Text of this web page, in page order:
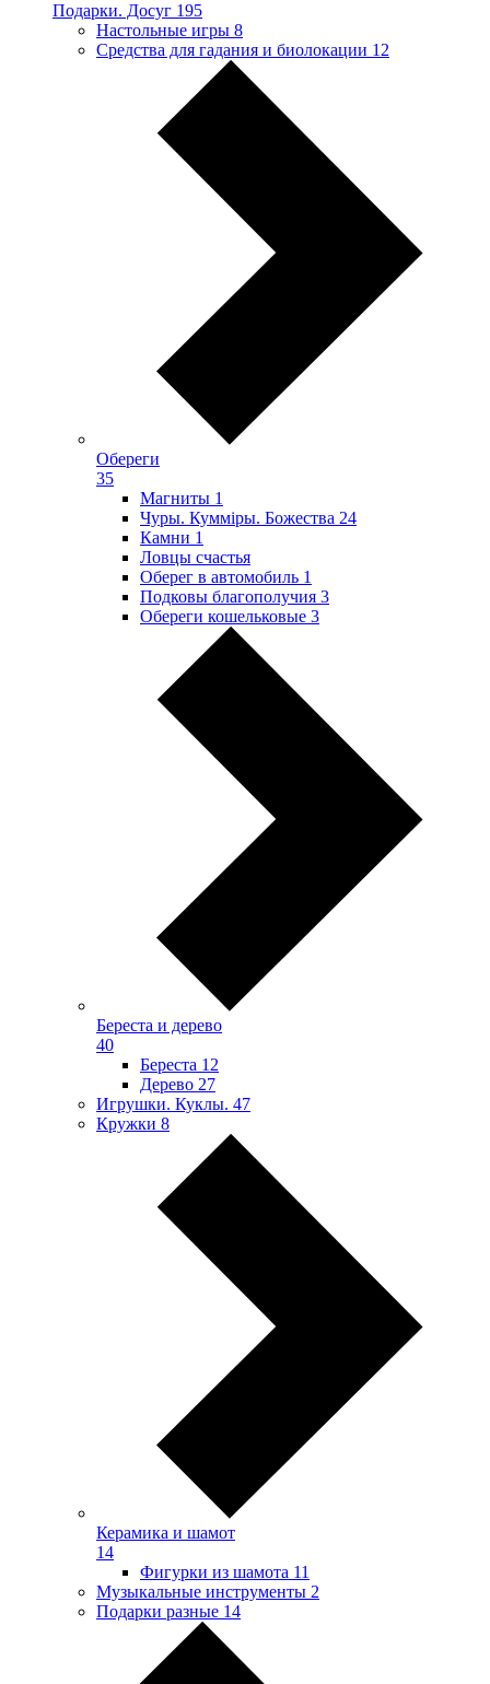
Подарки. Досуг 195
Настольные игры 8
Средства для гадания и биолокации 12
Обереги
35
Магниты 1
Чуры. Куммiры. Божества 24
Камни 1
Ловцы счастья
Оберег в автомобиль 1
Подковы благополучия 3
Обереги кошельковые 3
Береста и дерево
40
Береста 12
Дерево 27
Игрушки. Куклы. 47
Кружки 8
Керамика и шамот
14
Фигурки из шамота 11
Музыкальные инструменты 2
Подарки разные 14